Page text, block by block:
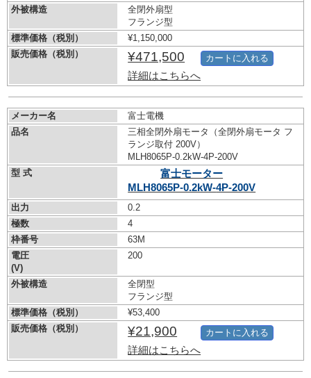
外被構造
全閉外扇型
フランジ型
標準価格（税別）
¥1,150,000
販売価格（税別）
¥471,500
詳細はこちらへ
カートに入れる
メーカー名
富士電機
品名
三相全閉外扇モータ（全閉外扇モータ フ
ランジ取付 200V）
MLH8065P-0.2kW-4P-200V
型 式
富士モーター
MLH8065P-0.2kW-4P-200V
出力
0.2
極数
4
枠番号
63M
電圧
(V)
200
外被構造
全閉型
フランジ型
標準価格（税別）
¥53,400
販売価格（税別）
¥21,900
詳細はこちらへ
カートに入れる